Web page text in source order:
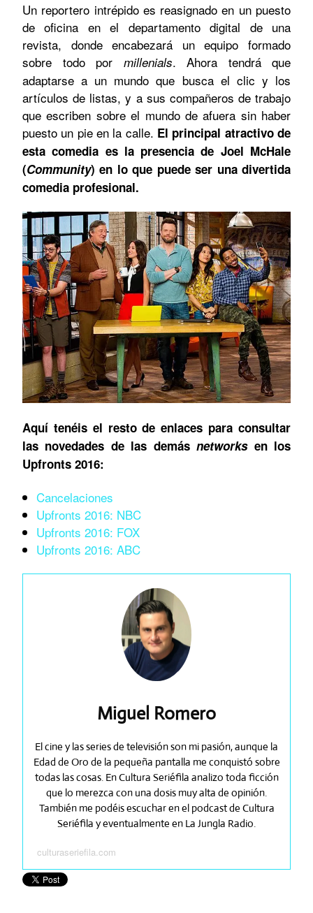
Un reportero intrépido es reasignado en un puesto
de oficina en el departamento digital de una
revista, donde encabezará un equipo formado
sobre todo por millenials. Ahora tendrá que
adaptarse a un mundo que busca el clic y los
artículos de listas, y a sus compañeros de trabajo
que escriben sobre el mundo de afuera sin haber
puesto un pie en la calle. El principal atractivo de
esta comedia es la presencia de Joel McHale
(Community) en lo que puede ser una divertida
comedia profesional.
Aquí tenéis el resto de enlaces para consultar
las novedades de las demásnetworksen los
Upfronts 2016:
Cancelaciones
Upfronts 2016: NBC
Upfronts 2016: FOX
Upfronts 2016: ABC
Miguel Romero
El cine y las series de televisión son mi pasión, aunque la
Edad de Oro de la pequeña pantalla me conquistó sobre
todas las cosas. En Cultura Seriéfila analizo toda ficción
que lo merezca con una dosis muy alta de opinión.
También me podéis escuchar en el podcast de Cultura
Seriéfila y eventualmente en La Jungla Radio.
culturaseriefila.com